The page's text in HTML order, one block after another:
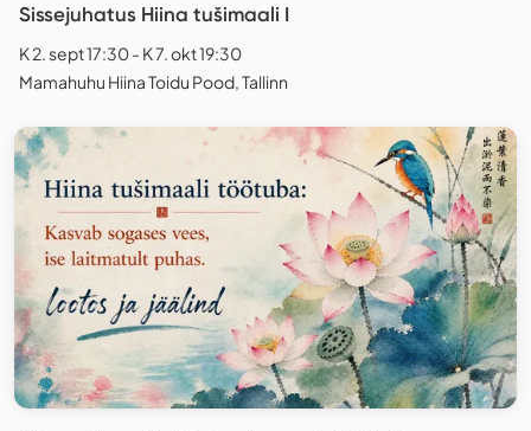
Sissejuhatus Hiina tušimaali I
K 2. sept 17:30 - K 7. okt 19:30
Mamahuhu Hiina Toidu Pood, Tallinn